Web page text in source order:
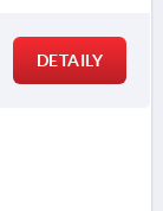
DETAILY